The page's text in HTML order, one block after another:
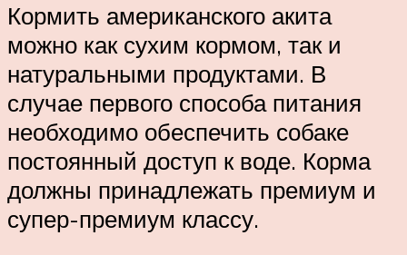
Кормить американского акита
можно как сухим кормом, так и
натуральными продуктами. В
случае первого способа питания
необходимо обеспечить собаке
постоянный доступ к воде. Корма
должны принадлежать премиум и
супер-премиум классу.